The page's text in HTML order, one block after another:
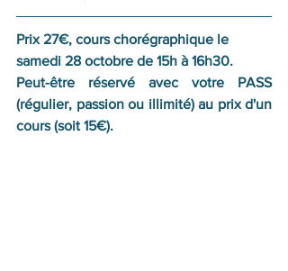
Prix 27€, cours chorégraphique le
samedi 28 octobre de 15h à 16h30.
Peut-être réservé avec votre PASS
(régulier, passion ou illimité) au prix d'un
cours (soit 15€).